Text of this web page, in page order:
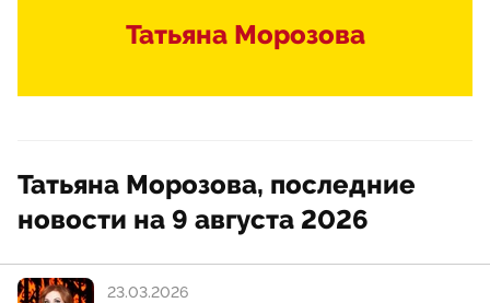
Татьяна Морозова
Татьяна Морозова, последние
новости на 9 августа 2026
23.03.2026